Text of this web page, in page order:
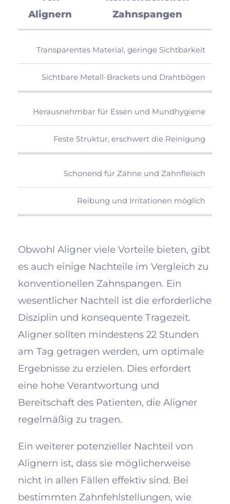
Alignern
Zahnspangen
Transparentes Material, geringe Sichtbarkeit
Sichtbare Metall-Brackets und Drahtbögen
Herausnehmbar für Essen und Mundhygiene
Feste Struktur, erschwert die Reinigung
Schonend für Zähne und Zahnfleisch
Reibung und Irritationen möglich
Obwohl Aligner viele Vorteile bieten, gibt
es auch einige Nachteile im Vergleich zu
konventionellen Zahnspangen. Ein
wesentlicher Nachteil ist die erforderliche
Disziplin und konsequente Tragezeit.
Aligner sollten mindestens 22 Stunden
am Tag getragen werden, um optimale
Ergebnisse zu erzielen. Dies erfordert
eine hohe Verantwortung und
Bereitschaft des Patienten, die Aligner
regelmäßig zu tragen.
Ein weiterer potenzieller Nachteil von
Alignern ist, dass sie möglicherweise
nicht in allen Fällen effektiv sind. Bei
bestimmten Zahnfehlstellungen, wie